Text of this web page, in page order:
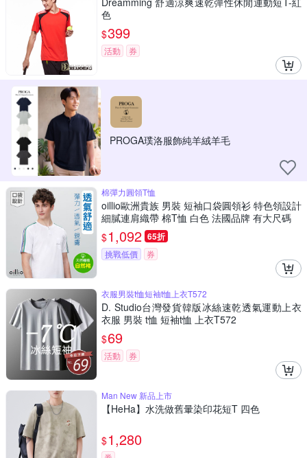
色
$399
活動 券
PROGA璞洛服飾純羊絨羊毛
棉彈力圓領T恤
oillio歐洲貴族 男裝 短袖口袋圓領衫 特色領設計
細膩連肩織帶 棉T恤 白色 法國品牌 有大尺碼
$1,092 65折
挑戰低價 券
衣服男裝t恤短袖t恤上衣T572
D. Studio台灣發貨韓版冰絲速乾透氣運動上衣
衣服 男裝 t恤 短袖t恤 上衣T572
$69
活動 券
Man New 新品上市
【HeHa】水洗做舊暈染印花短T 四色
$1,280